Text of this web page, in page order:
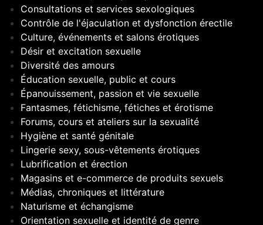
Consultations et services sexologiques
Contrôle de l'éjaculation et dysfonction érectile
Culture, événements et salons érotiques
Désir et excitation sexuelle
Diversité des amours
Éducation sexuelle, public et cours
Épanouissement, passion et vie sexuelle
Fantasmes, fétichisme, fétiches et érotisme
Forums, cours et ateliers sur la sexualité
Hygiène et santé génitale
Lingerie sexy, sous-vêtements érotiques
Lubrification et érection
Magasins et e-commerce de produits sexuels
Médias, chroniques et littérature
Naturisme et échangisme
Orientation sexuelle et identité de genre